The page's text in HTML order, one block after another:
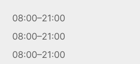
08:00–21:00
08:00–21:00
08:00–21:00